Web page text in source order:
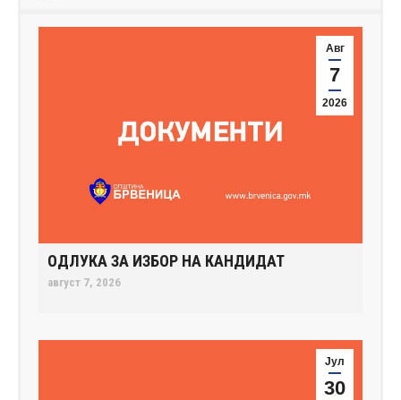
Авг
7
2026
ОДЛУКА ЗА ИЗБОР НА КАНДИДАТ
август 7, 2026
Јул
30